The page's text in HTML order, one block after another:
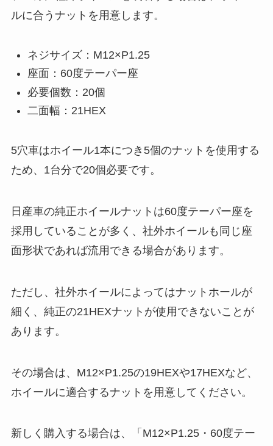
ルに合うナットを用意します。
ネジサイズ：M12×P1.25
座面：60度テーパー座
必要個数：20個
二面幅：21HEX
5穴車はホイール1本につき5個のナットを使用する
ため、1台分で20個必要です。
日産車の純正ホイールナットは60度テーパー座を
採用していることが多く、社外ホイールも同じ座
面形状であれば流用できる場合があります。
ただし、社外ホイールによってはナットホールが
細く、純正の21HEXナットが使用できないことが
あります。
その場合は、M12×P1.25の19HEXや17HEXなど、
ホイールに適合するナットを用意してください。
新しく購入する場合は、「M12×P1.25・60度テー